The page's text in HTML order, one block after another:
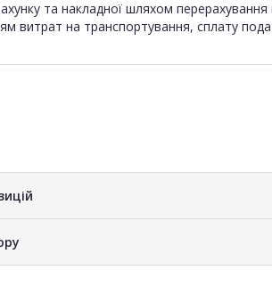
та накладної шляхом
витрат на транспортування, сплату